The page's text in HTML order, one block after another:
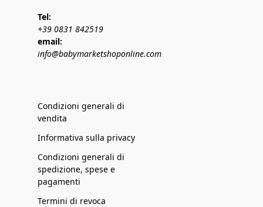
Tel:
+39 0831 842519
email:
info@babymarketshoponline.com
Condizioni generali di
vendita
Informativa sulla privacy
Condizioni generali di
spedizione, spese e
pagamenti
Termini di revoca